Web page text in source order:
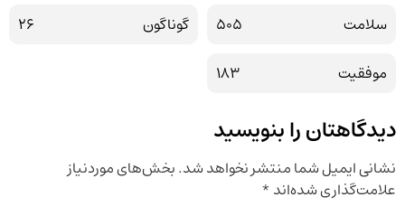
سلامت
505 گوناگون
26
موفقیت
183
دیدگاهتان را بنویسید
نشانی ایمیل شما منتشر نخواهد شد.بخش‌های موردنیاز
علامت‌گذاری شده‌اند*